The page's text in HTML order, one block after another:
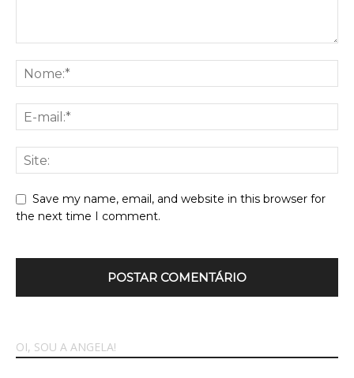
Save my name, email, and website in this browser for
the next time I comment.
OI, SOU A ANGELA!